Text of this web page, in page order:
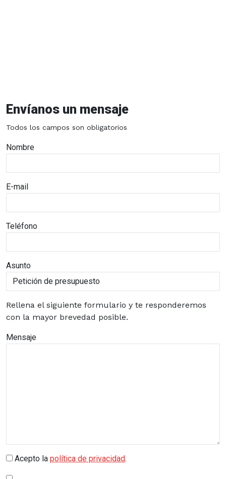
Envíanos un mensaje
Todos los campos son obligatorios
Nombre
E-mail
Teléfono
Asunto
Rellena el siguiente formulario y te responderemos
con la mayor brevedad posible.
Mensaje
Acepto la política de privacidad.